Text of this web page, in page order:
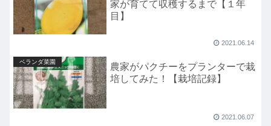
家が育てて収穫するまで【１年
目】
2021.06.14
ベランダ菜園
農家がパクチーをプランターで栽
培してみた！【栽培記録】
2021.06.07